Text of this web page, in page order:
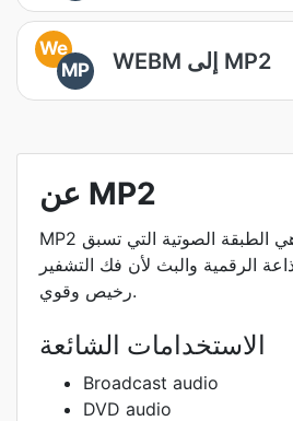
We
MP
WEBM إلى MP2
عن MP2
MP2 هي الطبقة الصوتية التي تسبق MP3، ولا تزال
الرقمية والبث لأن فك التشفير
رخيص وقوي.
الاستخدامات الشائعة
Broadcast audio
DVD audio